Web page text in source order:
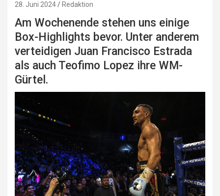
28. Juni 2024 Redaktion
Am Wochenende stehen uns einige
Box-Highlights bevor. Unter anderem
verteidigen Juan Francisco Estrada
als auch Teofimo Lopez ihre WM-
Gürtel.